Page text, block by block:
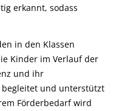
erkannt, sodass
in den Klassen
Kinder im Verlauf der
und ihr
und unterstützt
Förderbedarf wird